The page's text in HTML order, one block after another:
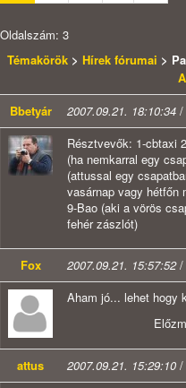
Oldalszám: 3
Témakörök > Hírek fórumai >
Bbetyár
2007.09.21. 18:10:34 /
Résztvevők: 1-cbtaxi
(ha nemkarral egy
(attussal egy
vasárnap vagy hétfőn
9-Bao (aki a vörös
fehér zászlót)
Fox 2007.09.21. 15:57:52/
Aham jó... lehet hogy
attus 2007.09.21. 15:29:10 /